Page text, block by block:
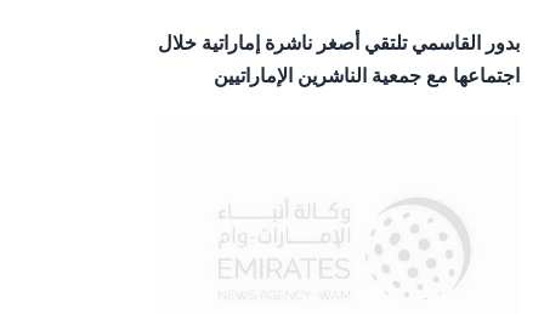
بدور القاسمي تلتقي أصغر ناشرة إماراتية خلال
اجتماعها مع جمعية الناشرين الإماراتيين